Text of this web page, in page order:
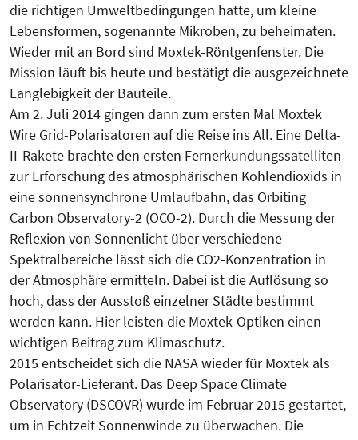
die richtigen Umweltbedingungen hatte, um kleine
Lebensformen, sogenannte Mikroben, zu beheimaten.
Wieder mit an Bord sind Moxtek-Röntgenfenster. Die
Mission läuft bis heute und bestätigt die ausgezeichnete
Langlebigkeit der Bauteile.
Am 2. Juli 2014 gingen dann zum ersten Mal Moxtek
Wire Grid-Polarisatoren auf die Reise ins All. Eine Delta-
II-Rakete brachte den ersten Fernerkundungssatelliten
zur Erforschung des atmosphärischen Kohlendioxids in
eine sonnensynchrone Umlaufbahn, das Orbiting
Carbon Observatory-2 (OCO-2). Durch die Messung der
Reflexion von Sonnenlicht über verschiedene
Spektralbereiche lässt sich die CO2-Konzentration in
der Atmosphäre ermitteln. Dabei ist die Auflösung so
hoch, dass der Ausstoß einzelner Städte bestimmt
werden kann. Hier leisten die Moxtek-Optiken einen
wichtigen Beitrag zum Klimaschutz.
2015 entscheidet sich die NASA wieder für Moxtek als
Polarisator-Lieferant. Das Deep Space Climate
Observatory (DSCOVR) wurde im Februar 2015 gestartet,
um in Echtzeit Sonnenwinde zu überwachen. Die